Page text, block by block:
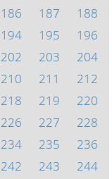
186 187
188
194 195
196
202 203
204
210 211
212
218 219
220
226 227
228
234 235
236
242 243
244